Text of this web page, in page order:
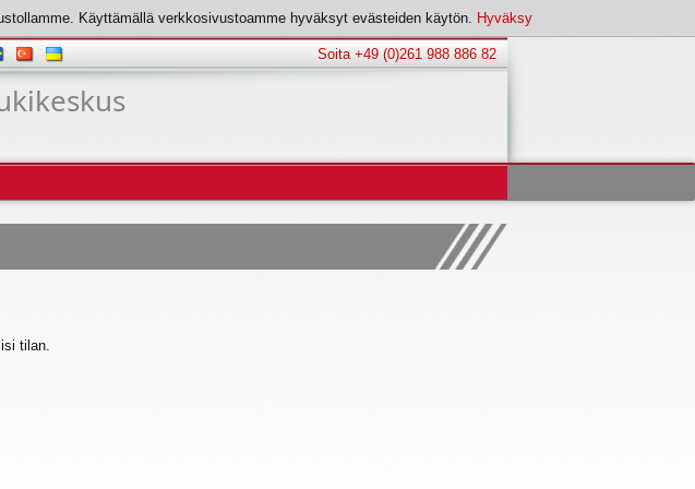
Käyttämällä verkkosivustoamme hyväksyt evästeiden käytön. Hyväksy
Soita +49 (0)261 988 886 82
tilan.